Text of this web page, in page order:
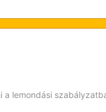
lemondási